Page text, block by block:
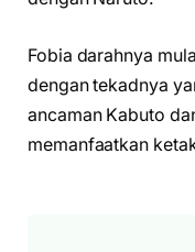
Fobia darahnya
dengan tekadnya
ancaman Kabuto
memanfaatkan